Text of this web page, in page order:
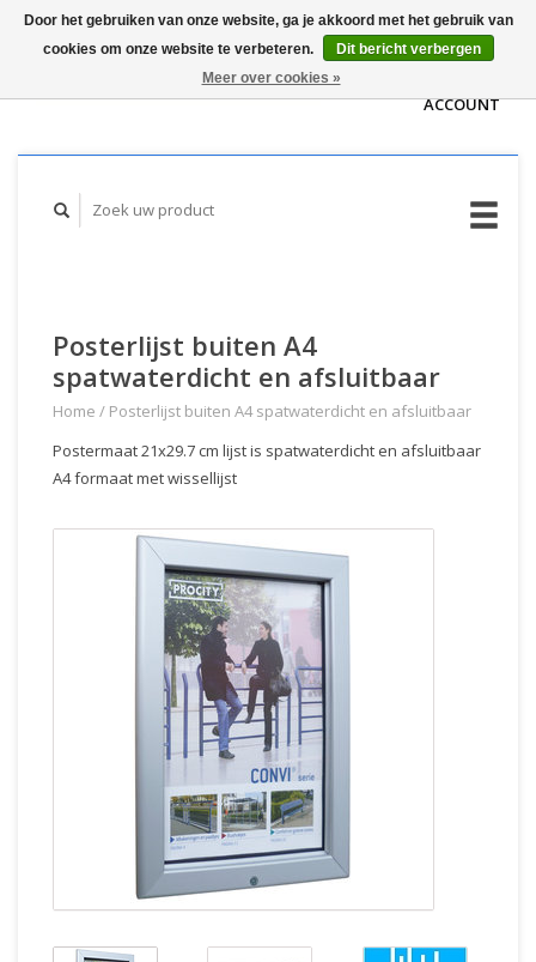
WINKELWAGEN
ACCOUNT
Posterlijst buiten A4
spatwaterdicht en afsluitbaar
Home / Posterlijst buiten A4 spatwaterdicht en afsluitbaar
Postermaat 21x29.7 cm lijst is spatwaterdicht en afsluitbaar
A4 formaat met wissellijst
Door het gebruiken van onze website, ga je akkoord met het gebruik van
cookies om onze website te verbeteren.
Dit bericht verbergen
Meer over cookies »